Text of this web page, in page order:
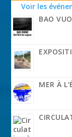
Voir les
BAO
MER À